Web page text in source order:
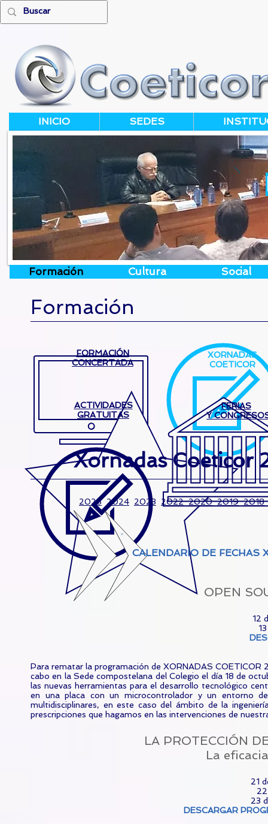
INICIO SEDES
Formación Cultura Social
Formación
FORMACIÓN
CONCERTADA
XORNADAS
COETICOR
ACTIVIDADES
GRATUITAS
FERIAS
Y
Xornadas Coeticor
2025 2024 2023 2022 2020 2019 2018
CALENDARIO DE FECHAS
OPEN
12
Para rematar la programación de XORNADAS COETICOR
cabo en la Sede compostelana del Colegio el día 18 de
las nuevas herramientas para el desarrollo tecnológico
en una placa con un microcontrolador y un entorno
multidisciplinares, en este caso del ámbito de la
prescripciones que hagamos en las intervenciones de
LA PROTECCIÓN
La
21
23
DESCARGAR